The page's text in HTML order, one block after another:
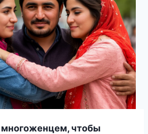
многоженцем, чтобы